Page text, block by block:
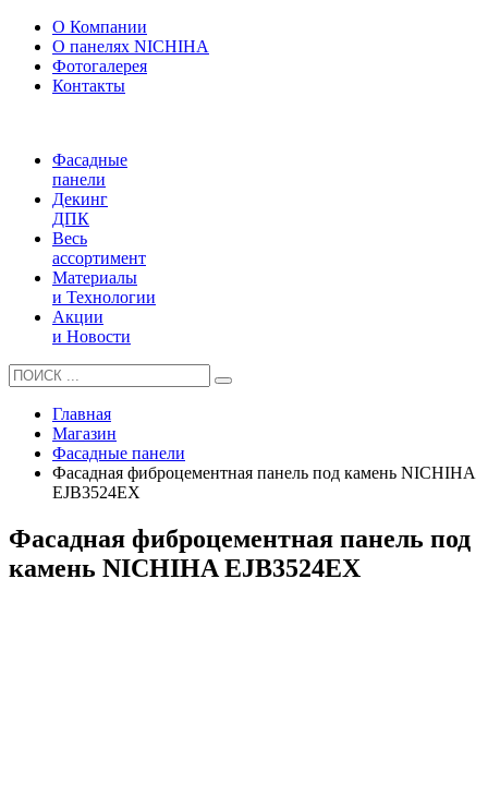
О Компании
О панелях NICHIHA
Фотогалерея
Контакты
Фасадные
панели
Декинг
ДПК
Весь
ассортимент
Материалы
и Технологии
Акции
и Новости
Главная
Магазин
Фасадные панели
Фасадная фиброцементная панель под камень NICHIHA
EJB3524EX
Фасадная фиброцементная панель под
камень NICHIHA EJB3524EX